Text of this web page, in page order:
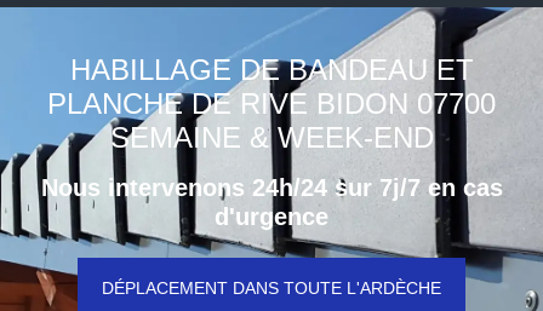
HABILLAGE DE BANDEAU ET
PLANCHE DE RIVE BIDON 07700
SEMAINE & WEEK-END
Nous intervenons 24h/24 sur 7j/7 en cas
d'urgence
DÉPLACEMENT DANS TOUTE L'ARDÈCHE